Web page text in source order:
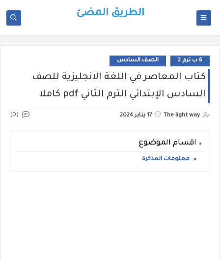
الطريق المضئ
6 ب ترم 2 الصف السادس
كتاب المعاصر في اللغة الانجليزية للصف
السادس الإبتدائي الترم الثاني pdf كاملا
The light way 17 يناير 2024 (0)
اقسام الموضوع
معلومات المذكرة